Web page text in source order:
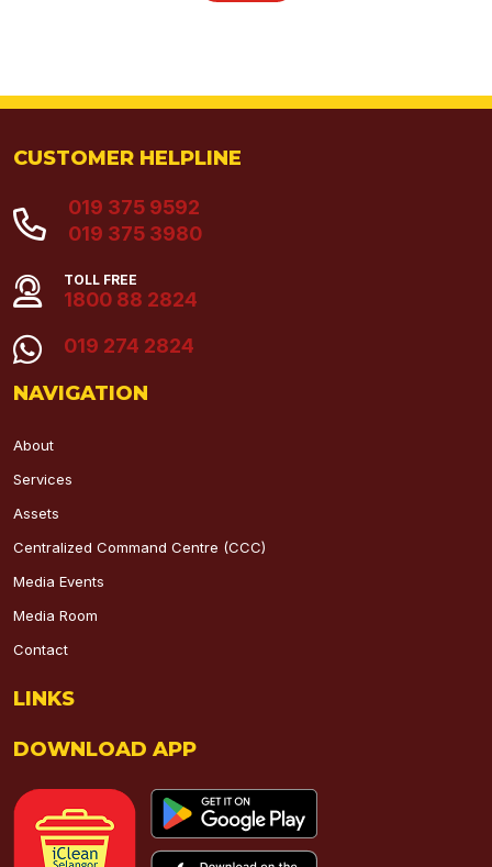
CUSTOMER HELPLINE
019 375 9592
019 375 3980
TOLL FREE
1800 88 2824
019 274 2824
NAVIGATION
About
Services
Assets
Centralized Command Centre (CCC)
Media Events
Media Room
Contact
LINKS
DOWNLOAD APP